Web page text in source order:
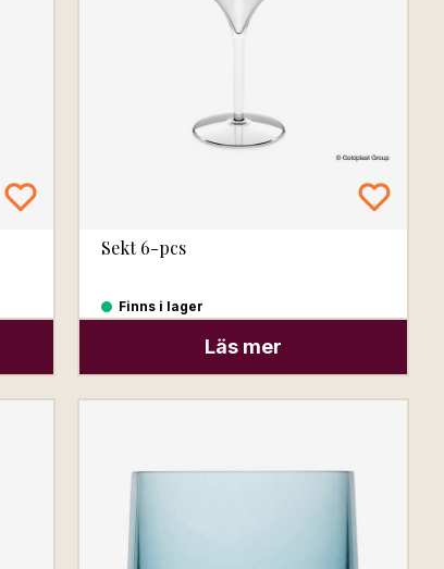
Sekt 6-pcs
Finns i lager
Läs mer